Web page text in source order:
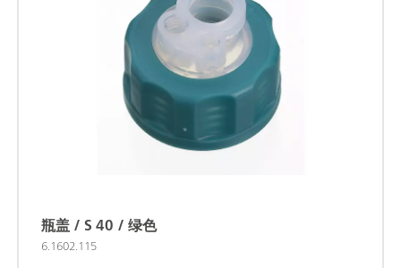
瓶盖 / S 40 / 绿色
6.1602.115